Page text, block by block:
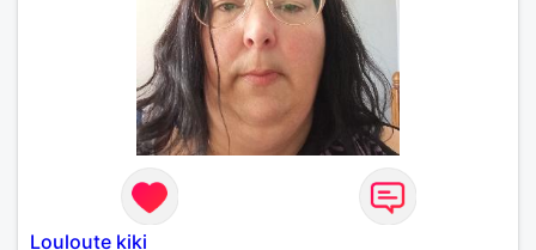
Louloute kiki